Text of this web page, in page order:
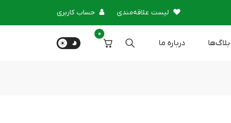
لیست علاقه‌مندی حساب کاربری
بلاگ‌ها درباره‌ ما
0